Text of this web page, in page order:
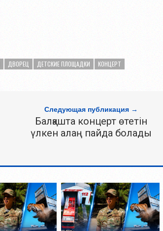
ДВОРЕЦ ДЕТСКИЕ ПЛОЩАДКИ
КОНЦЕРТ
Следующая публикация →
Балқашта концерт өтетін
үлкен алаң пайда болады